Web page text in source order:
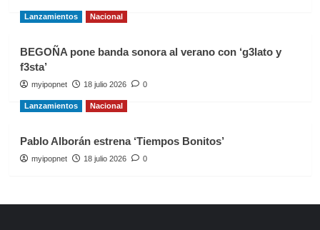
Lanzamientos Nacional
BEGOÑA pone banda sonora al verano con ‘g3lato y
f3sta’
myipopnet 18 julio 2026 0
Lanzamientos Nacional
Pablo Alborán estrena ‘Tiempos Bonitos’
myipopnet 18 julio 2026 0